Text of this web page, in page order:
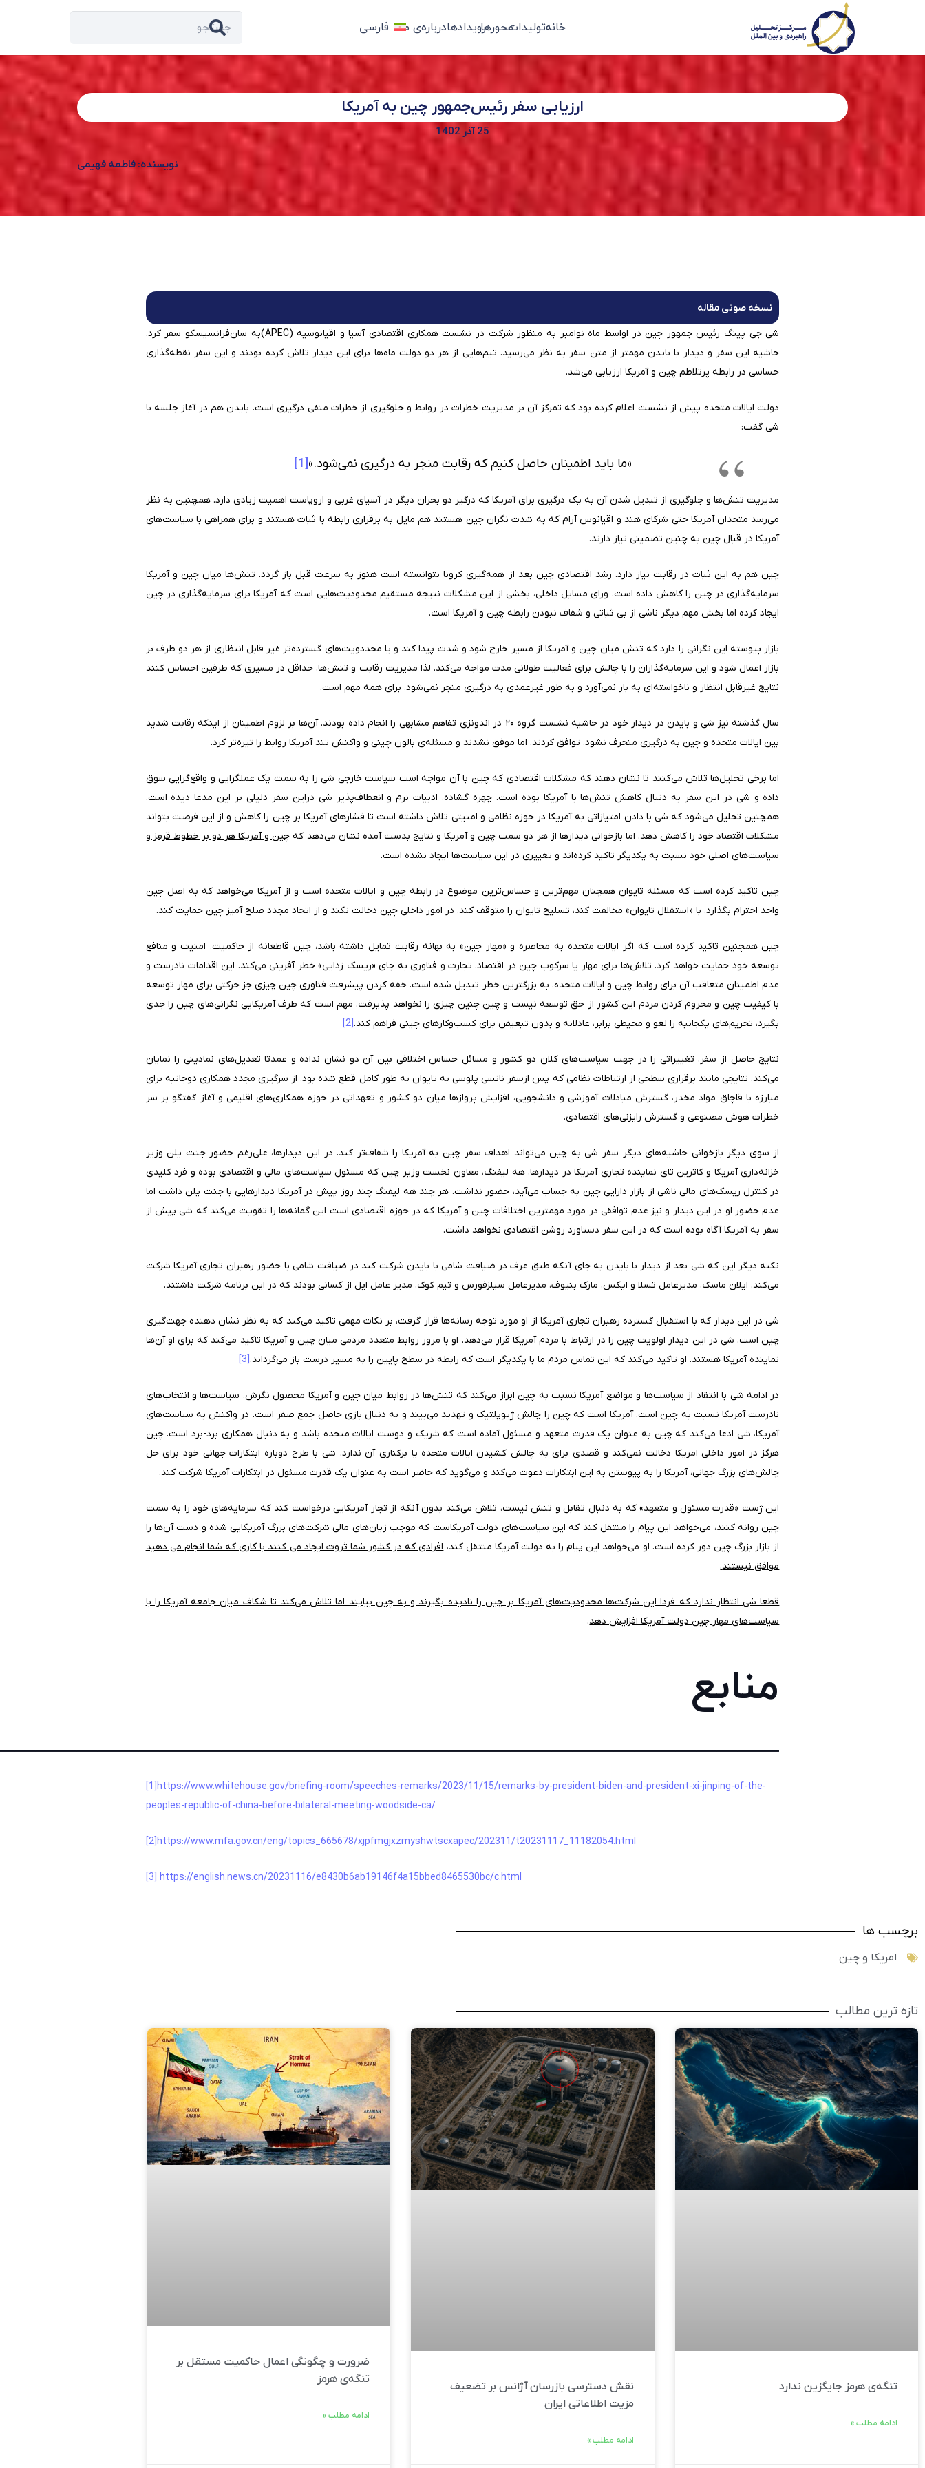
خانهتولیداتمحورهارویدادهادرباره‌ی ما فارسی
ارزیابی سفر رئیس‌جمهور چین به آمریکا
25 آذر 1402
نویسنده: فاطمه فهیمی
نسخه صوتی مقاله
شی جی پینگ رئیس جمهور چین در اواسط ماه نوامبر به منظور شرکت در نشست همکاری اقتصادی آسیا و اقیانوسیه (APEC)به سان‌فرانسیسکو سفر کرد.
حاشیه این سفر و دیدار با بایدن مهمتر از متن سفر به نظر می‌رسید. تیم‌هایی از هر دو دولت ماه‌ها برای این دیدار تلاش کرده‌ بودند و این سفر نقطه‌گذاری
حساسی در رابطه پرتلاطم چین و آمریکا ارزیابی می‌شد.
دولت ایالات متحده پیش از نشست اعلام کرده بود که تمرکز آن بر مدیریت خطرات در روابط و جلوگیری از خطرات منفی درگیری است. بایدن هم در آغاز جلسه با
شی گفت:
«ما باید اطمینان حاصل کنیم که رقابت منجر به درگیری نمی‌شود.»[1]
مدیریت تنش‌ها و جلوگیری از تبدیل شدن آن به یک درگیری برای آمریکا که درگیر دو بحران دیگر در آسیای غربی و اروپاست اهمیت زیادی دارد. همچنین به نظر
می‌رسد متحدان آمریکا حتی شرکای هند و اقیانوس آرام که به شدت نگران چین هستند هم مایل به برقراری رابطه با ثبات هستند و برای همراهی با سیاست‌های
آمریکا در قبال چین به چنین تضمینی نیاز دارند.
چین هم به این ثبات در رقابت نیاز دارد. رشد اقتصادی چین بعد از همه‌گیری کرونا نتوانسته است هنوز به سرعت قبل باز گردد. تنش‌ها میان چین و آمریکا
سرمایه‌گذاری در چین را کاهش داده است. ورای مسايل داخلی، بخشی از این مشکلات نتیجه مستقیم محدودیت‌هایی است که آمریکا برای سرمایه‌گذاری در چین
ایجاد کرده اما بخش مهم دیگر ناشی از بی ثباتی و شفاف نبودن رابطه چین و آمریکا است.
بازار پیوسته این نگرانی را دارد که تنش میان چین و آمریکا از مسیر خارج شود و شدت پیدا کند و یا محددویت‌های گسترده‌تر غیر قابل انتظاری از هر دو طرف بر
بازار اعمال شود و این سرمایه‌گذاران را با چالش برای فعالیت طولانی مدت مواجه می‌کند. لذا مدیریت رقابت و تنش‌ها، حداقل در مسیری که طرفین احساس کنند
نتایج غیرقابل انتظار و ناخواسته‌ای به بار نمی‌آورد و به طور غیرعمدی به درگیری منجر نمی‌شود، برای همه مهم است.
سال گذشته نیز شی و بایدن در دیدار خود در حاشیه نشست گروه ۲۰ در اندونزی تفاهم مشابهی را انجام داده بودند. آن‌ها بر لزوم اطمینان از اینکه رقابت شدید
بین ایالات متحده و چین به درگیری منحرف نشود، توافق کردند. اما موفق نشدند و مسئله‌ی بالون چینی و واکنش تند آمریکا روابط را تیره‌تر کرد.
اما برخی تحلیل‌ها تلاش می‌کنند تا نشان دهند که مشکلات اقتصادی که چین با آن مواجه است سیاست خارجی شی را به سمت یک عملگرایی و واقع‌گرایی سوق
داده و شی در این سفر به دنبال کاهش تنش‌ها با آمریکا بوده است. چهره گشاده، ادبیات نرم و انعطاف‌پذیر شی دراین سفر دلیلی بر این مدعا دیده است.
همچنین تحلیل می‌شود که شی با دادن امتیازاتی به آمریکا در حوزه نظامی و امنیتی تلاش داشته است تا فشارهای آمریکا بر چین را کاهش و از این فرصت بتواند
مشکلات اقتصاد خود را کاهش دهد. اما بازخوانی دیدارها از هر دو سمت چین و آمریکا و نتایج بدست آمده نشان می‌دهد کهچین و آمریکا هر دو بر خطوط قرمز و
سیاست‌های اصلی خود نسبت به یکدیگر تاکید کرده‌اند و تغییری در این سیاست‌ها ایجاد نشده است.
چین تاکید کرده است که مسئله تایوان همچنان مهم‌ترین و حساس‌ترین موضوع در رابطه چین و ایالات متحده است و از آمریکا می‌خواهد که به اصل چین
واحد احترام بگذارد، با «استقلال تایوان» مخالفت کند، تسلیح تایوان را متوقف کند، در امور داخلی چین دخالت نکند و از اتحاد مجدد صلح آمیز چین حمایت کند.
چین همچنین تاکید کرده است که اگر ایالات متحده به محاصره و «مهار چین» به بهانه رقابت تمایل داشته باشد، چین قاطعانه از حاکمیت، امنیت و منافع
توسعه خود حمایت خواهد کرد. تلاش‌ها برای مهار یا سرکوب چین در اقتصاد، تجارت و فناوری به جای «ریسک زدایی» خطر آفرینی می‌کند. این اقدامات نادرست و
عدم اطمینان متعاقب آن برای روابط چین و ایالات متحده، به بزرگترین خطر تبدیل شده است. خفه کردن پیشرفت فناوری چین چیزی جز حرکتی برای مهار توسعه
با کیفیت چین و محروم کردن مردم این کشور از حق توسعه نیست و چین چنین چیزی را نخواهد پذیرفت. مهم است که طرف آمریکایی نگرانی‌های چین را جدی
بگیرد، تحریم‌های یکجانبه را لغو و محیطی برابر، عادلانه و بدون تبعیض برای کسب‌وکارهای چینی فراهم کند.[2]
نتایج حاصل از سفر، تغییراتی را در جهت سیاست‌های کلان دو کشور و مسائل حساس اختلافی بین آن دو نشان نداده و عمدتا تعدیل‌های نمادینی را نمایان
می‌کند. نتایجی مانند برقراری سطحی از ارتباطات نظامی که پس ازسفر نانسی پلوسی به تایوان به طور کامل قطع شده بود، از سرگیری مجدد همکاری دوجانبه برای
مبارزه با قاچاق مواد مخدر، گسترش مبادلات آموزشی و دانشجویی، افزایش پرواز‌ها میان دو کشور و تعهداتی در حوزه همکاری‌های اقلیمی و آغاز گفتگو بر سر
خطرات هوش مصنوعی و گسترش رایزنی‌های اقتصادی.
از سوی دیگر بازخوانی حاشیه‌های دیگر سفر شی به چین می‌تواند اهداف سفر چین به آمریکا را شفاف‌تر کند. در این دیدارها، علی‌رغم حضور جنت یلن وزیر
خزانه‌داری آمریکا و کاترین تای نماینده تجاری آمریکا در دیدارها، هه لیفنگ، معاون نخست وزیر چین که مسئول سیاست‌های مالی و اقتصادی بوده و فرد کلیدی
در کنترل ریسک‌های مالی ناشی از بازار دارایی چین به جساب می‌آید، حضور نداشت. هر چند هه لیفنگ چند روز پیش در آمریکا دیدارهایی با جنت یلن داشت اما
عدم حضور او در این دیدار و نیز عدم توافقی در مورد مهمترین اختلافات چین و آمریکا که در حوزه اقتصادی است این گمانه‌ها را تقویت می‌کند که شی پیش از
سفر به آمریکا آگاه بوده است که در این سفر دستاورد روشن اقتصادی نخواهد داشت.
نکته دیگر این که شی بعد از دیدار با بایدن به جای آنکه طبق عرف در ضیافت شامی با بایدن شرکت کند در ضیافت شامی با حضور رهبران تجاری آمریکا شرکت
می‌کند. ایلان ماسک، مدیرعامل تسلا و ایکس، مارک بنیوف، مدیرعامل سیلزفورس و تیم کوک، مدیر عامل اپل از کسانی بودند که در این برنامه شرکت داشتند.
شی در این دیدار که با استقبال گسترده رهبران تجاری آمریکا از او مورد توجه رسانه‌ها قرار گرفت، بر نکات مهمی تاکید می‌کند که به نظر نشان دهنده جهت‌گیری
چین است. شی در این دیدار اولویت چین را در ارتباط با مردم آمریکا قرار می‌دهد. او با مرور روابط متعدد مردمی میان چین و آمریکا تاکید می‌کند که برای او آن‌ها
نماینده آمریکا هستند. او تاکید می‌کند که این تماس مردم ما با یکدیگر است که رابطه در سطح پایین را به مسیر درست باز می‌گرداند.[3]
در ادامه شی با انتقاد از سیاست‌ها و مواضع آمریکا نسبت به چین ابراز می‌کند که تنش‌ها در روابط میان چین و آمریکا محصول نگرش، سیاست‌ها و انتخاب‌های
نادرست آمریکا نسبت به چین است. آمریکا است که چین را چالش ژيوپلتیک و تهدید می‌بیند و به دنبال بازی حاصل جمع صفر است. در واکنش به سیاست‌های
آمریکا، شی ادعا می‌کند که چین به عنوان یک قدرت متعهد و مسئول آماده است که شریک و دوست ایالات متحده باشد و به دنبال همکاری برد-برد است. چین
هرگز در امور داخلی امریکا دخالت نمی‌کند و قصدی برای به چالش کشیدن ایالات متحده یا برکناری آن ندارد. شی با طرح دوباره ابتکارات جهانی خود برای حل
چالش‌های بزرگ جهانی، آمریکا را به پیوستن به این ابتکارات دعوت می‌کند و می‌گوید که حاضر است به عنوان یک قدرت مسئول در ابتکارات آمریکا شرکت کند.
این ژست «قدرت مسئول و متعهد» که به دنبال تقابل و تنش نیست، تلاش می‌کند بدون آنکه از تجار آمریکایی درخواست کند که سرمایه‌های خود را به سمت
چین روانه کنند، می‌خواهد این پیام را منتقل کند که این سیاست‌های دولت آمریکاست که موجب زیان‌های مالی شرکت‌های بزرگ آمریکایی شده و دست آن‌ها را
از بازار بزرگ چین دور کرده است. او می‌خواهد این پیام را به دولت آمریکا منتقل کند،افرادی که در کشور شما ثروت ایجاد می کنند با کاری که شما انجام می دهید
موافق نیستند.
قطعا شی انتظار ندارد که فردا این شرکت‌ها محدودیت‌های آمریکا بر چین را نادیده بگیرند و به چین بیایند اما تلاش می‌کند تا شکاف میان جامعه آمریکا را با
سیاست‌های مهار چین دولت آمریکا افزایش دهد.
منابع
[1]https://www.whitehouse.gov/briefing-room/speeches-remarks/2023/11/15/remarks-by-president-biden-and-president-xi-jinping-of-the-
peoples-republic-of-china-before-bilateral-meeting-woodside-ca/
[2]https://www.mfa.gov.cn/eng/topics_665678/xjpfmgjxzmyshwtscxapec/202311/t20231117_11182054.html
[3] https://english.news.cn/20231116/e8430b6ab19146f4a15bbed8465530bc/c.html
برچسب ها
امریکا و چین
تازه ترین مطالب
تنگه‌ی هرمز جایگزین ندارد
ادامه مطلب »
نقش دسترسی بازرسان آژانس بر تضعیف
مزیت اطلاعاتی ایران
ادامه مطلب »
ضرورت و چگونگی اعمال حاکمیت مستقل بر
تنگه‌ی هرمز
ادامه مطلب »